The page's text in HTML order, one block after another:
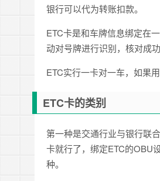
银行可以代为转账扣款。
ETC卡是和车牌信息绑定在
动对号牌进行识别，核对成
ETC实行一卡对一车，如果
ETC卡的类别
第一种是交通行业与银行联
卡就行了，绑定ETC的OBU
种。